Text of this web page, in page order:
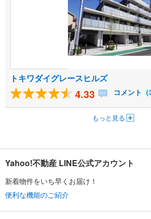
トキワダイグレースヒルズ
4.33 コメント（
もっと見る
Yahoo!不動産 LINE公式アカウント
新着物件をいち早くお届け！
便利な機能のご紹介